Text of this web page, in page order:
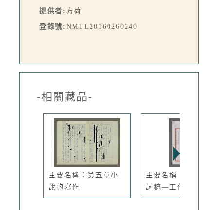
提供者: 方荷
登錄號: NMTL20160260240
-相關藏品-
主要名稱：第五章小
說的寫作
主要名稱：尹雪曼致
詞稿—工作...